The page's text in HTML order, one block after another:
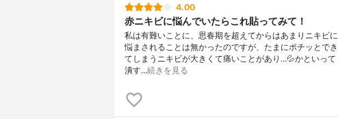
4.00
赤ニキビに悩んでいたらこれ貼ってみて！
私は有難いことに、思春期を超えてからはあまりニキビに
悩まされることは無かったのですが、たまにポチッとでき
てしまうニキビが大きくて痛いことがあり…💦かといって
潰す…続きを見る